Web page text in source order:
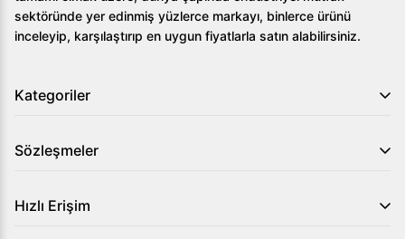
sırasında oluşan atık yağı, 1,5 litre hacmindeki hazneye
kolayca aktarır.
Yarı Oluklu Gazlı 80*90*30, profesyonel mutfaklarda
kaliteli malzeme yapısı ile pişirme deneyiminizi bir üst
seviyeye taşıyacak bu ürünü keşfetmek ve detaylı bilgi
sektöründe yer edinmiş yüzlerce markayı, binlerce ürünü
inceleyip, karşılaştırıp en uygun fiyatlarla satın alabilirsiniz.
Kategoriler
Sözleşmeler
Hızlı Erişim